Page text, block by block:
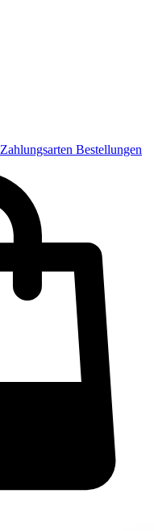
Zahlungsarten Bestellungen